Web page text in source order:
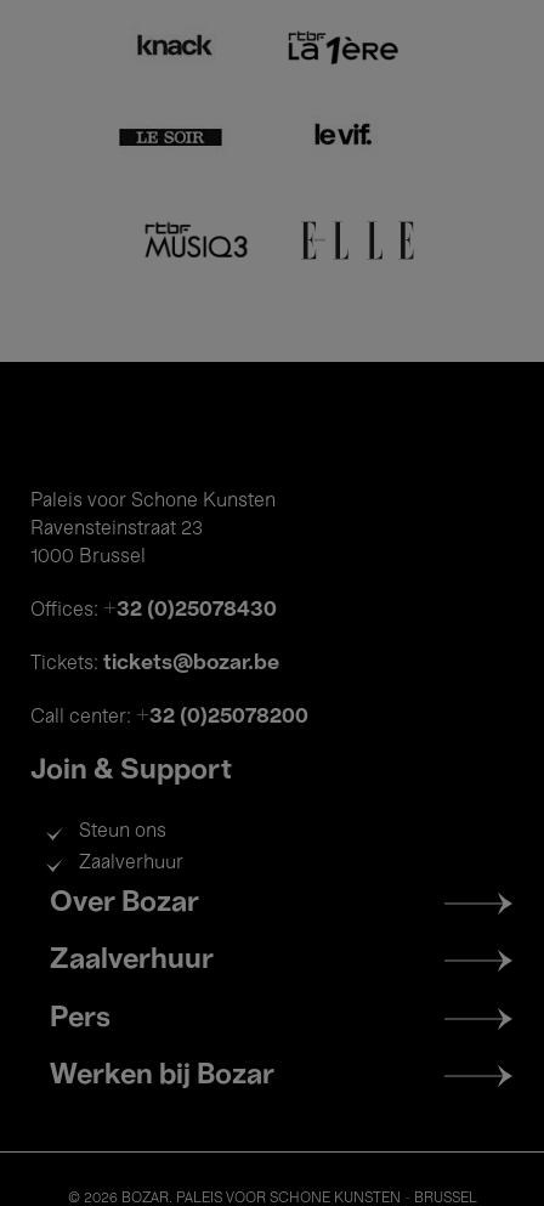
Paleis voor Schone Kunsten
Ravensteinstraat 23
1000 Brussel
Offices: +32 (0)25078430
Tickets: tickets@bozar.be
Call center: +32 (0)25078200
Join & Support
Steun ons
Zaalverhuur
Footer
menu
Over Bozar
Zaalverhuur
Pers
Werken bij Bozar
© 2026 BOZAR. PALEIS VOOR SCHONE KUNSTEN - BRUSSEL